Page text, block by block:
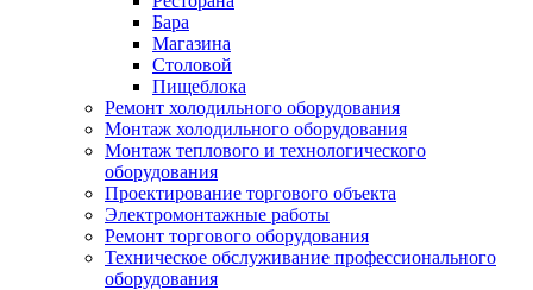
Бара
Магазина
Столовой
Пищеблока
Ремонт холодильного оборудования
Монтаж холодильного оборудования
Монтаж теплового и технологического
оборудования
Проектирование торгового объекта
Электромонтажные работы
Ремонт торгового оборудования
Техническое обслуживание профессионального
оборудования